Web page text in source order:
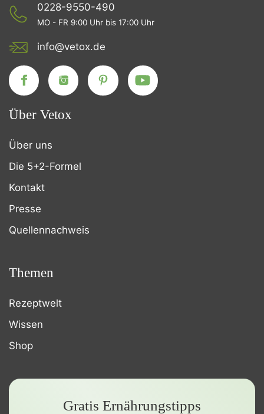
0228-9550-490
MO - FR 9:00 Uhr bis 17:00 Uhr
info@vetox.de
Über Vetox
Über uns
Die 5+2-Formel
Kontakt
Presse
Quellennachweis
Themen
Rezeptwelt
Wissen
Shop
Gratis Ernährungstipps